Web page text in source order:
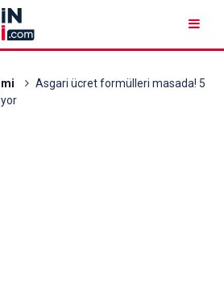
Asgari ücret formülleri masada! 5